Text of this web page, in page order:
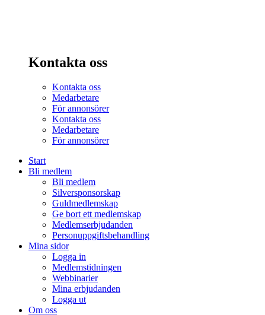
Kontakta oss
Kontakta oss
Medarbetare
För annonsörer
Kontakta oss
Medarbetare
För annonsörer
Start
Bli medlem
Bli medlem
Silversponsorskap
Guldmedlemskap
Ge bort ett medlemskap
Medlemserbjudanden
Personuppgiftsbehandling
Mina sidor
Logga in
Medlemstidningen
Webbinarier
Mina erbjudanden
Logga ut
Om oss